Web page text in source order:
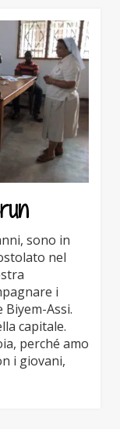
sono in
nel
i
Biyem-Assi.
capitale.
perché amo
i giovani,